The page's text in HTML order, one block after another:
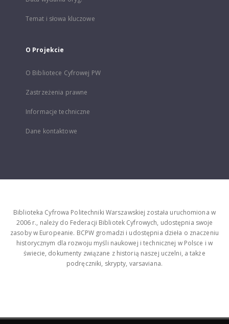
Temat i słowa kluczowe
O Projekcie
O Bibliotece Cyfrowej PW
Zastrzeżenia prawne
Informacje techniczne
Dane kontaktowe
Biblioteka Cyfrowa Politechniki Warszawskiej została uruchomiona w
2006 r., należy do Federacji Bibliotek Cyfrowych, udostępnia swoje
zasoby w Europeanie. BCPW gromadzi i udostępnia dzieła o znaczeniu
historycznym dla rozwoju myśli naukowej i technicznej w Polsce i w
świecie, dokumenty związane z historią naszej uczelni, a także
podręczniki, skrypty, varsaviana.